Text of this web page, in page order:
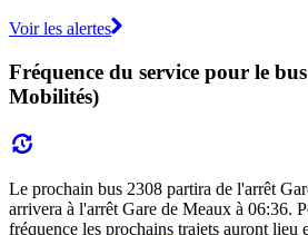
Voir les alertes
Fréquence du service pour le
Mobilités)
Le prochain bus 2308 partira de l'arrêt
arrivera à l'arrêt Gare de Meaux à 06:36.
fréquence les prochains trajets auront lieu